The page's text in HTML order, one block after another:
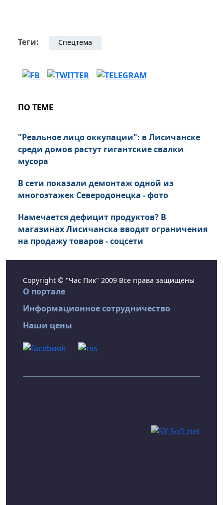
Теги: Спецтема
ПО ТЕМЕ
"Реальное лицо оккупации": в Лисичанске
среди домов растут гигантские свалки
мусора
В сети показали демонтаж одной из
многоэтажек Северодонецка - фото
Намечается дефицит продуктов? В
магазинах Лисичанска вводят ограничения
на продажу товаров - соцсети
Copyright © "Час Пик" 2009 Все права защищены
О портале
Информационное сотрудничество
Наши цены